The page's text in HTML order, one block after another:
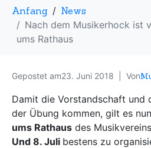
Anfang
News
Nach dem Musikerhock ist
ums Rathaus
Gepostet am23. Juni 2018 Von
Damit die Vorstandschaft und
der Übung kommen, gilt es
ums Rathaus des
Und 8. Juli bestens zu